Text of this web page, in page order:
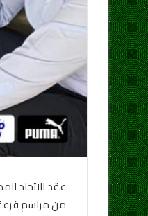
عقد الاتحاد
من مراسم قرعة